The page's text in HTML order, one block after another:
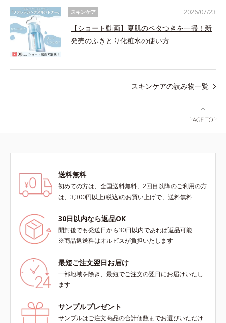
スキンケア
【ショート動画】夏肌のベタつきを一掃！新
発売のふきとり化粧水の使い方
2026/07/23
スキンケアの読み物一覧
送料無料
初めての方は、全国送料無料、2回目以降のご利用の方
は、3,300円以上(税込)のお買い上げで、送料無料
30日以内なら返品OK
開封後でも発送日から30日以内であれば返品可能
※商品返送料はオルビスが負担いたします
最短ご注文翌日お届け
一部地域を除き、最短でご注文の翌日にお届けいたし
ます
サンプルプレゼント
サンプルはご注文商品の合計個数までお選びいただけ